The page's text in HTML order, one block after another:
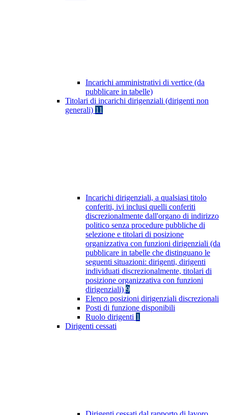
Incarichi amministrativi di vertice (da
pubblicare in tabelle)
Titolari di incarichi dirigenziali (dirigenti non
generali) 11
Incarichi dirigenziali, a qualsiasi titolo
conferiti, ivi inclusi quelli conferiti
discrezionalmente dall'organo di indirizzo
politico senza procedure pubbliche di
selezione e titolari di posizione
organizzativa con funzioni dirigenziali (da
pubblicare in tabelle che distinguano le
seguenti situazioni: dirigenti, dirigenti
individuati discrezionalmente, titolari di
posizione organizzativa con funzioni
dirigenziali) 9
Elenco posizioni dirigenziali discrezionali
Posti di funzione disponibili
Ruolo dirigenti 1
Dirigenti cessati